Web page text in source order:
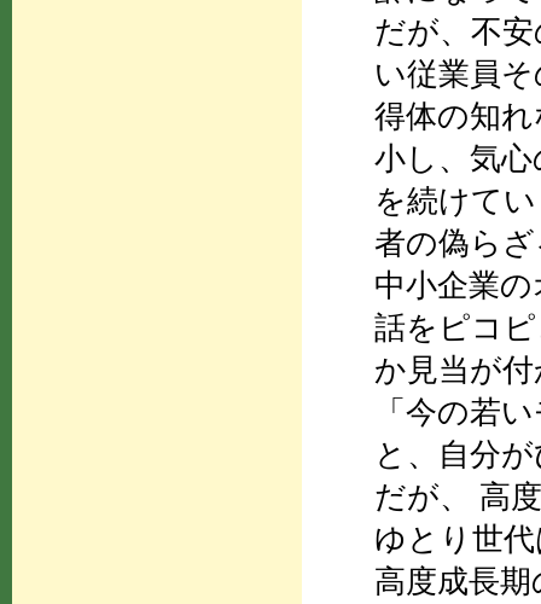
だが、不
い従業員
得体の知
小し、気
を続けて
者の偽ら
中小企業
話をピコ
か見当が
「今の若
と、自分
だが、 高
ゆとり世
高度成長